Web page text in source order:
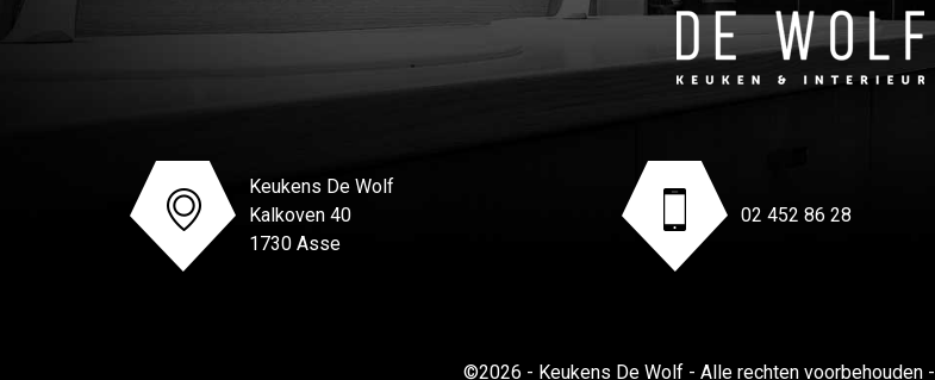
Keukens De Wolf
Kalkoven 40
1730 Asse
02 452 86 28
©2026 - Keukens De Wolf - Alle rechten voorbehouden -